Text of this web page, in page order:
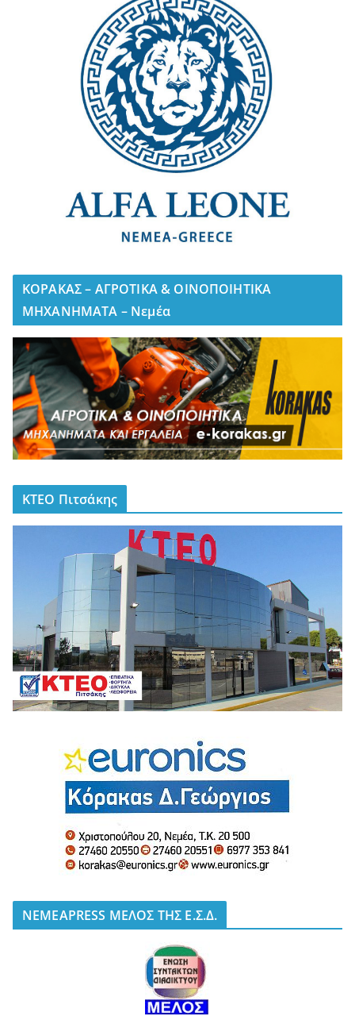
ΚΟΡΑΚΑΣ – ΑΓΡΟΤΙΚΑ & ΟΙΝΟΠΟΙΗΤΙΚΑ
ΜΗΧΑΝΗΜΑΤΑ – Νεμέα
ΚΤΕΟ Πιτσάκης
NEMEAPRESS ΜΕΛΟΣ ΤΗΣ Ε.Σ.Δ.